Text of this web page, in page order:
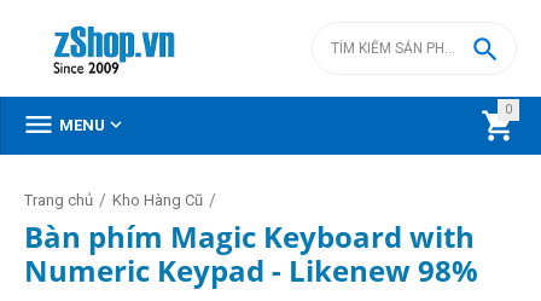
0


 MENU 
Trang chủ / Kho Hàng Cũ /
Bàn phím Magic Keyboard with
Numeric Keypad - Likenew 98%